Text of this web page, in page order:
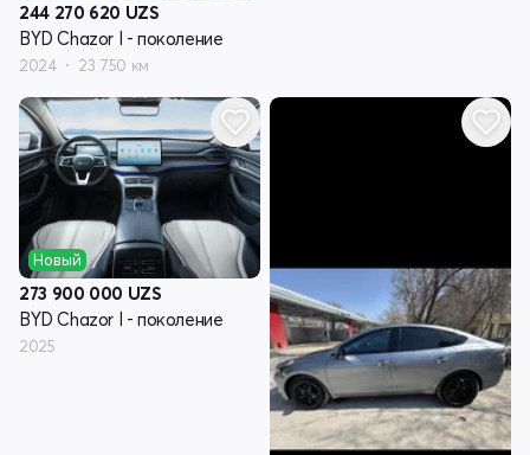
244 270 620 UZS
BYD Chazor I - поколение
2024 23 750 км
Новый
273 900 000 UZS
BYD Chazor I - поколение
2025